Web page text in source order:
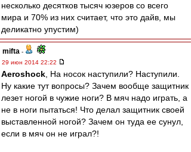
несколько десятков тысяч юзеров со всего
мира и 70% из них считает, что это дайв, мы
деликатно упустим)
mifta -
29 июн 2014 22:22
Aeroshock , На носок наступили? Наступили.
Ну какие тут вопросы? Зачем вообще защитник
лезет ногой в чужие ноги? В мяч надо играть, а
не в ноги пытаться! Что делал защитник своей
выставленной ногой? Зачем он туда ее сунул,
если в мяч он не играл?!